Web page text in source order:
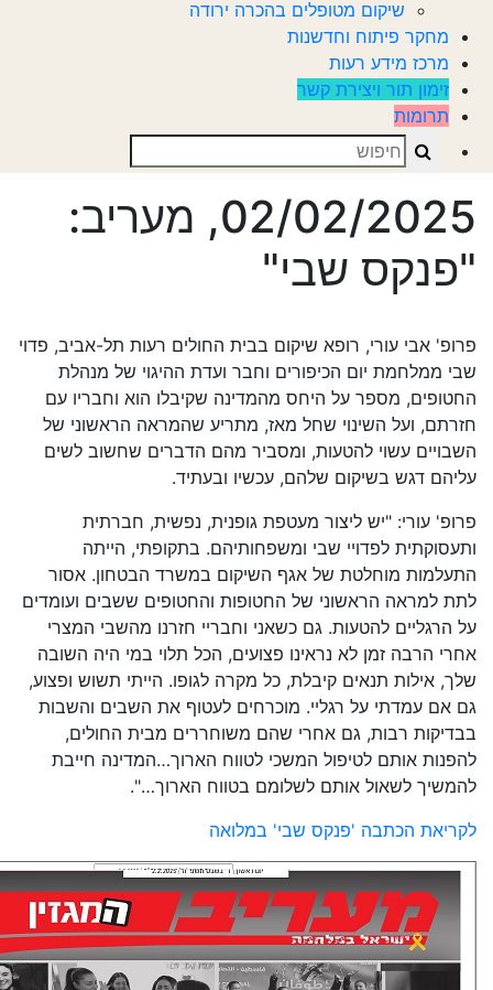
שיקום מטופלים בהכרה ירודה
מחקר פיתוח וחדשנות
מרכז מידע רעות
זימון תור ויצירת קשר
תרומות
Search
02/02/2025, מעריב:
"פנקס שבי"
פרופ' אבי עורי, רופא שיקום בבית החולים רעות תל-אביב, פדוי
שבי ממלחמת יום הכיפורים וחבר ועדת ההיגוי של מנהלת
החטופים, מספר על היחס מהמדינה שקיבלו הוא וחבריו עם
חזרתם, ועל השינוי שחל מאז, מתריע שהמראה הראשוני של
השבויים עשוי להטעות, ומסביר מהם הדברים שחשוב לשים
עליהם דגש בשיקום שלהם, עכשיו ובעתיד.
פרופ' עורי: "יש ליצור מעטפת גופנית, נפשית, חברתית
ותעסוקתית לפדויי שבי ומשפחותיהם. בתקופתי, הייתה
התעלמות מוחלטת של אגף השיקום במשרד הבטחון. אסור
לתת למראה הראשוני של החטופות והחטופים ששבים ועומדים
על הרגליים להטעות. גם כשאני וחבריי חזרנו מהשבי המצרי
אחרי הרבה זמן לא נראינו פצועים, הכל תלוי במי היה השובה
שלך, אילות תנאים קיבלת, כל מקרה לגופו. הייתי תשוש ופצוע,
גם אם עמדתי על רגליי. מוכרחים לעטוף את השבים והשבות
בבדיקות רבות, גם אחרי שהם משוחררים מבית החולים,
להפנות אותם לטיפול המשכי לטווח הארוך…המדינה חייבת
להמשיך לשאול אותם לשלומם בטווח הארוך…".
לקריאת הכתבה 'פנקס שבי' במלואה